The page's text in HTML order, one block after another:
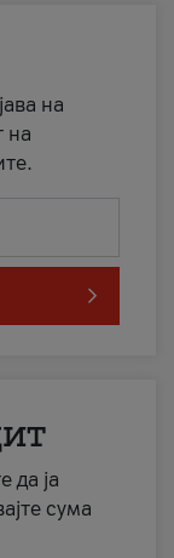
на
на
да ја
сума